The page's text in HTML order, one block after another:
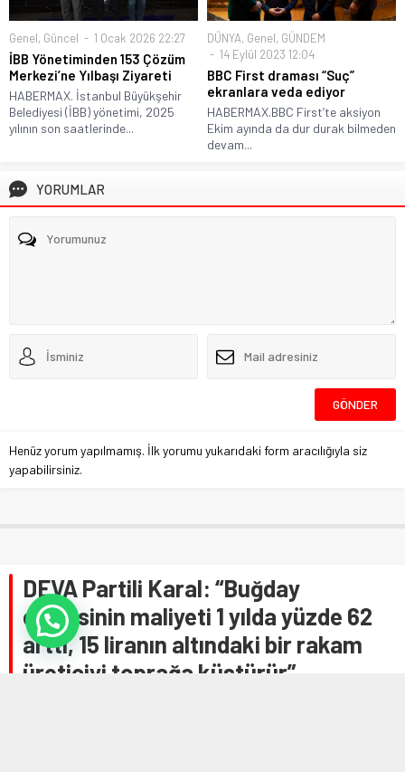
Genel, Güncel 1 Ocak 2026 22:27
İBB Yönetiminden 153 Çözüm
Merkezi’ne Yılbaşı Ziyareti
HABERMAX. İstanbul Büyükşehir
Belediyesi (İBB) yönetimi, 2025
yılının son saatlerinde...
DÜNYA, Genel, GÜNDEM
14 Eylül 2023 12:04
BBC First draması “Suç”
ekranlara veda ediyor
HABERMAX.BBC First’te aksiyon
Ekim ayında da dur durak bilmeden
devam...
YORUMLAR
Henüz yorum yapılmamış. İlk yorumu yukarıdaki form aracılığıyla siz
yapabilirsiniz.
DEVA Partili Karal: “Buğday
çiftçisinin maliyeti 1 yılda yüzde 62
arttı, 15 liranın altındaki bir rakam
üreticiyi toprağa küstürür”